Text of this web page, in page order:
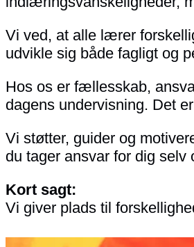
Vi ved, at alle lærer
udvikle sig både fagligt og
Hos os er fællesskab,
dagens undervisning. Det
Vi støtter, guider og
du tager ansvar for dig selv
Kort sagt:
Vi giver plads til